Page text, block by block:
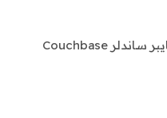
فيما يلي أكبر المكالمات في وول ستريت يوم الجمعة: أطلقت بايبر ساندلر Couchbase